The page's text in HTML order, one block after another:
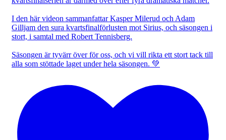
I den här videon sammanfattar Kasper Milerud och Adam
Gilljam den sura kvartsfinalförlusten mot Sirius, och säsongen i
stort, i samtal med Robert Tennisberg.
Säsongen är tyvärr över för oss, och vi vill rikta ett stort tack till
alla som stöttade laget under hela säsongen. 💚